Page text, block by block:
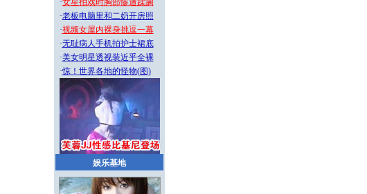
·女星拍戏时胸部惨遭蹂躏
·老板电脑里和二奶开房照
·视频女屋内裸身挑逗一幕
·无耻病人手机拍护士裙底
·美女明星透视装近乎全裸
·惊！世界各地的怪物(图)
娱乐基地